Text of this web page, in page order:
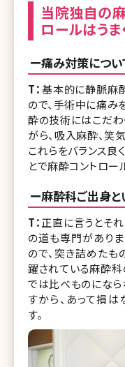
当院独自の
ロールはう
ー痛み対策につい
T：基本的に静脈麻
ので、手術中に痛み
酔の技術にはこだわ
がら、吸入麻酔、笑
これらをバランス良
とで麻酔コントロー
ー麻酔科ご出身と
T：正直に言うとそ
の道も専門があり
ので、突き詰めた
躍されている麻酔
では比べものになら
すから、あって損
す。